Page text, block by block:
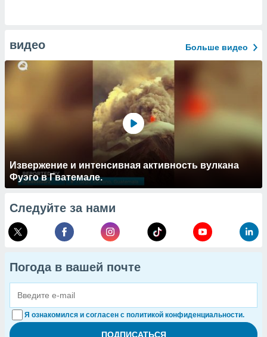
видео Больше видео
Извержение и интенсивная активность вулкана
Фуэго в Гватемале.
Следуйте за нами
Погода в вашей почте
Я ознакомился и согласен с политикой конфиденциальности.